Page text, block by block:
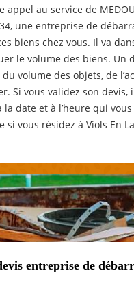
appel au service de
une entreprise de
biens chez vous. Il va
le volume des biens. Un
volume des objets, de
Si vous validez son devis,
la date et à l’heure qui
si vous résidez à Viols En
entreprise de